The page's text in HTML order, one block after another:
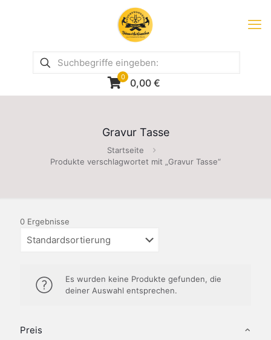
0 0,00 €
Gravur Tasse
Startseite
Produkte verschlagwortet mit „Gravur Tasse“
Preis
0 Ergebnisse
Es wurden keine Produkte gefunden, die
deiner Auswahl entsprechen.